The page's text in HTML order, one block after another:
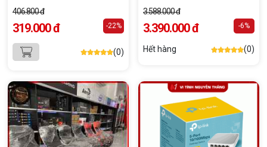
406.800 đ
319.000 đ -22%
(0)
3.588.000 đ
3.390.000 đ -6%
Hết hàng (0)